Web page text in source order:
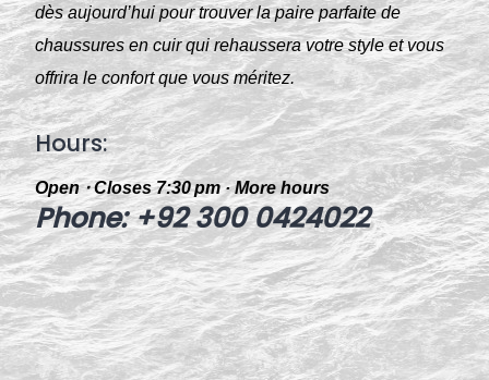
dès aujourd’hui pour trouver la paire parfaite de
chaussures en cuir qui rehaussera votre style et vous
offrira le confort que vous méritez.
Hours:
Open ⋅ Closes 7:30 pm·More hours
Phone:+92 300 0424022